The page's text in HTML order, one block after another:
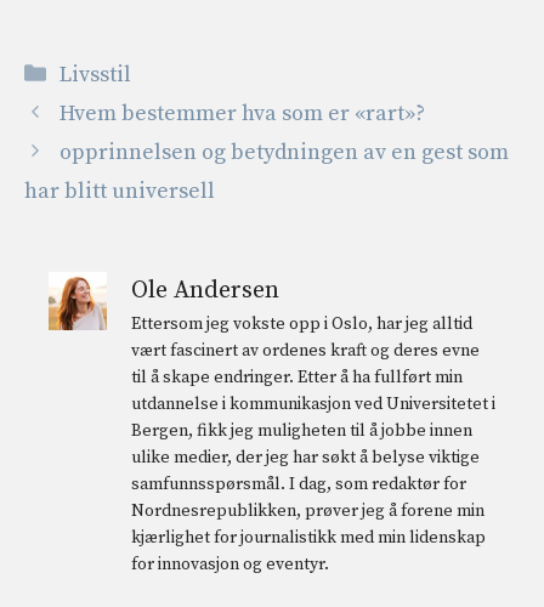
Kategorier
Livsstil
Hvem bestemmer hva som er «rart»?
opprinnelsen og betydningen av en gest som
har blitt universell
Ole Andersen
Ettersom jeg vokste opp i Oslo, har jeg alltid
vært fascinert av ordenes kraft og deres evne
til å skape endringer. Etter å ha fullført min
utdannelse i kommunikasjon ved Universitetet i
Bergen, fikk jeg muligheten til å jobbe innen
ulike medier, der jeg har søkt å belyse viktige
samfunnsspørsmål. I dag, som redaktør for
Nordnesrepublikken, prøver jeg å forene min
kjærlighet for journalistikk med min lidenskap
for innovasjon og eventyr.